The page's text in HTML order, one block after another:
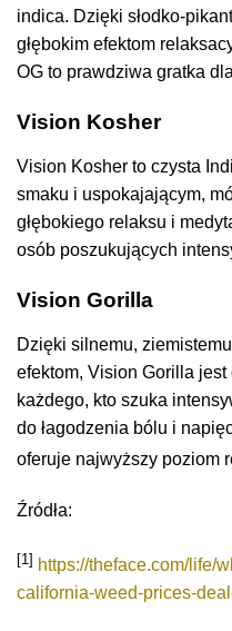
indica. Dzięki słodko-
głębokim efektom
OG to prawdziwa gratka
Vision Kosher
Vision Kosher to czysta
smaku i uspokajającym,
głębokiego relaksu i
osób poszukujących
Vision Gorilla
Dzięki silnemu,
efektom, Vision Gorilla
każdego, kto szuka
do łagodzenia bólu i
oferuje najwyższy poziom
Źródła:
[1] https://theface.com/life/
california-weed-prices-